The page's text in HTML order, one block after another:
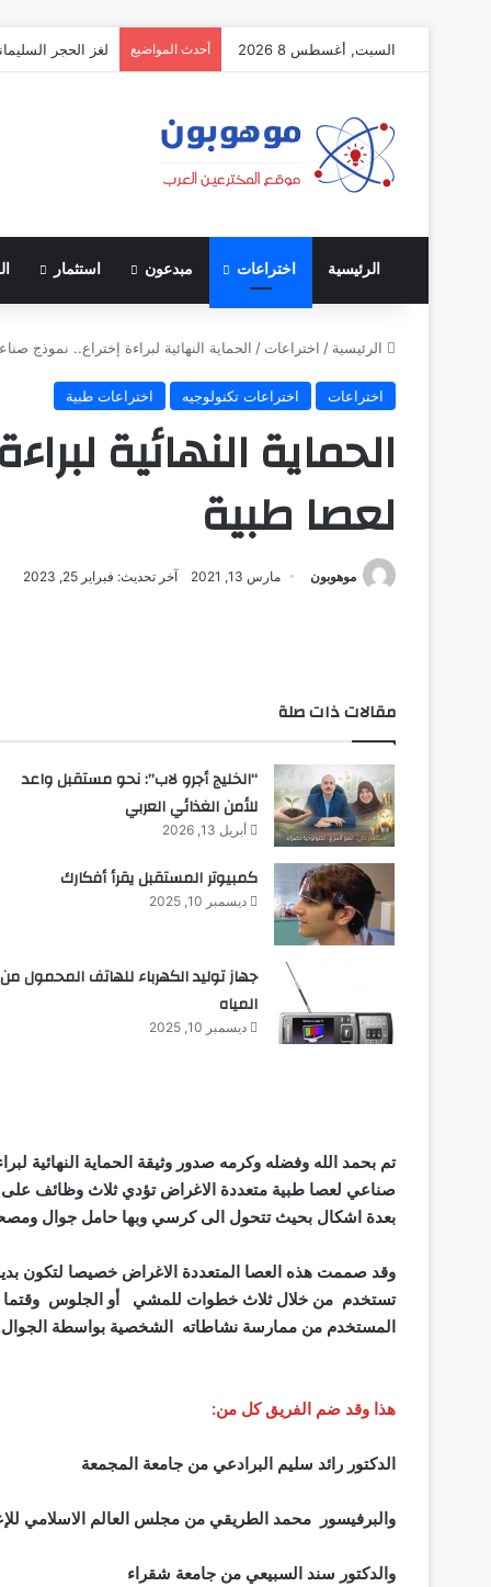
السبت, أغسطس 8 2026 أحدث المواضيع لغز الحجر
الرئيسية اختراعات مبدعون استثمار
الرئيسية / اختراعات / الحماية النهائية لبراءة إختراع.. نموذج
اختراعات اختراعات تكنولوجيه اختراعات طبية
الحماية النهائية
لعصا طبية
موهوبون مارس 13, 2021 آخر تحديث: فبراير 25, 2023
مقالات ذات صلة
“الخليج أجرو لاب”: نحو مستقبل واعد
للأمن الغذائي العربي
أبريل 13, 2026
كمبيوتر المستقبل يقرأ أفكارك
ديسمبر 10, 2025
جهاز توليد الكهرباء للهاتف المحمول من
المياه
ديسمبر 10, 2025
تم بحمد الله وفضله وكرمه صدور وثيقة الحماية النهائية
صناعي لعصا طبية متعددة الاغراض تؤدي ثلاث وظائف على
بعدة اشكال بحيث تتحول الى كرسي وبها حامل جوال
وقد صممت هذه العصا المتعددة الاغراض خصيصا لتكون
تستخدم من خلال ثلاث خطوات للمشي أو الجلوس
المستخدم من ممارسة نشاطاته الشخصية بواسطة الجوال
هذا وقد ضم الفريق كل من:
الدكتور رائد سليم البرادعي من جامعة المجمعة
والبرفيسور محمد الطريقي من مجلس العالم الاسلامي
والدكتور سند السبيعي من جامعة شقراء